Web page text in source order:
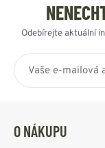
Odebírejte aktuální
O NÁKUPU